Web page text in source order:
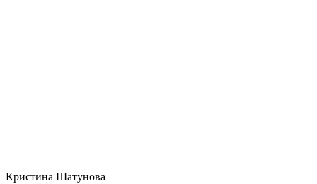
Кристина Шатунова